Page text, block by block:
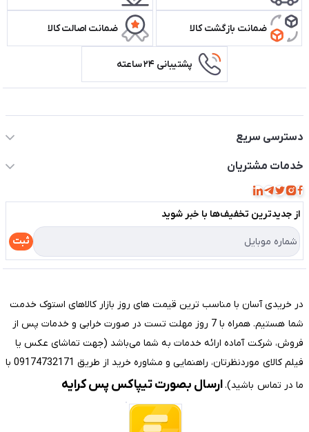
ضمانت بازگشت کالا ضمانت اصالت کالا
پشتیبانی ۲۴ ساعته
دسترسی سریع
حساب کاربری
مجله فروشگاه
لیست محصولات
درباره ما
تماس با ما
خدمات مشتریان
قوانین و مقررات
حریم خصوصی
راهنما
از جدید‌ترین تخفیف‌ها با‌ خبر شوید
ثبت
در خریدی آسان با مناسب ترین قیمت های روز بازار کالاهای استوک خدمت
شما هستیم. همراه با 7 روز مهلت تست در صورت خرابی و خدمات پس از
فروش، شرکت آماده ارائه خدمات به شما می‌باشد (جهت تماشای عکس یا
فیلم کالای موردنظرتان، راهنمایی و مشاوره خرید از طریق 09174732171 با
ما در تماس باشید).ارسال بصورت تیپاکس پس کرایه